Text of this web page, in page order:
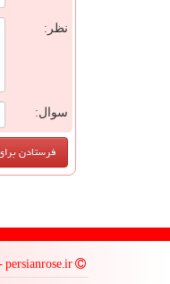
نظر:
سوال: